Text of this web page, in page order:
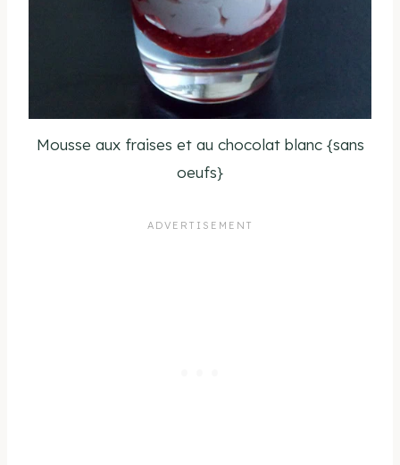
Mousse aux fraises et au chocolat blanc {sans
oeufs}